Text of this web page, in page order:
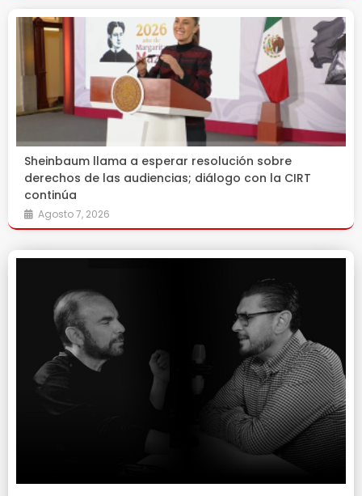
Sheinbaum llama a esperar resolución sobre
derechos de las audiencias; diálogo con la CIRT
continúa
Agosto 7, 2026